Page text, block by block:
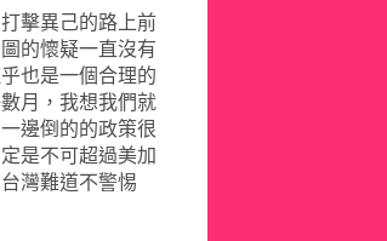
擊異己的路上前
的懷疑一直沒有
也是一個合理的
月，我想我們就
邊倒的的政策很
是不可超過美加
灣難道不警惕